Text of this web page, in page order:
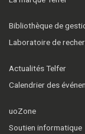
Bibliothèque de
Laboratoire de
Actualités Telfer
Calendrier des
uoZone
Soutien informatique